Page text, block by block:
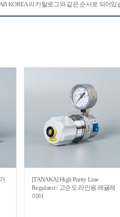
KOREA의 카탈로그와 같은 순서로 되어있
[TANAKA] High Purity Line
Regulator / 고순도 라인용 레귤레
이터